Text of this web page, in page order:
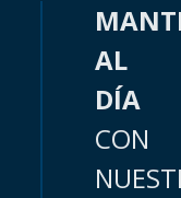
AL
DÍA
CON